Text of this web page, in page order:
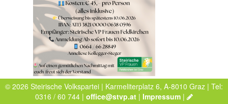
© 2026 Steirische Volkspartei | Karmeliterplatz 6, A-8010 Graz | Tel:
0316 / 60 744 | office@stvp.at | Impressum |